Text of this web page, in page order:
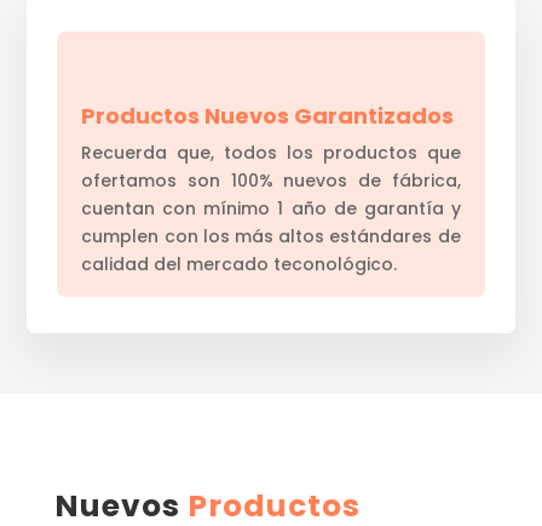
Productos Nuevos Garantizados
Recuerda que, todos los productos que
ofertamos son 100% nuevos de fábrica,
cuentan con mínimo 1 año de garantía y
cumplen con los más altos estándares de
calidad del mercado teconológico.
Nuevos Productos